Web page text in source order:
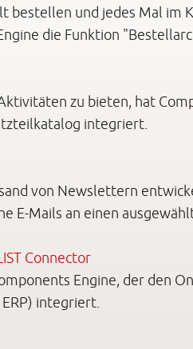
bestellen und jedes Mal im
die Funktion
zu bieten, hat
integriert.
von Newslettern
E-Mails an einen
Connector
Engine, der den
integriert.